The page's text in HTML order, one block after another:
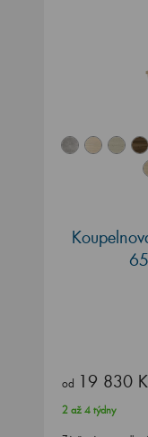
od 19 830
2 až 4 týdny